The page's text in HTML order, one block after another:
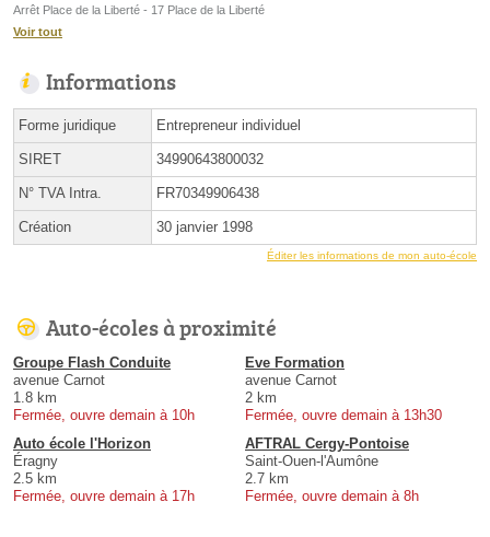
Arrêt Place de la Liberté - 17 Place de la Liberté
Voir tout
Informations
Forme juridique Entrepreneur individuel
SIRET 34990643800032
N° TVA Intra. FR70349906438
Création 30 janvier 1998
Éditer les informations de mon auto-école
Auto-écoles à proximité
Groupe Flash Conduite
avenue Carnot
1.8 km
Fermée, ouvre demain à 10h
Eve Formation
avenue Carnot
2 km
Fermée, ouvre demain à 13h30
Auto école l'Horizon
Éragny
2.5 km
Fermée, ouvre demain à 17h
AFTRAL Cergy-Pontoise
Saint-Ouen-l'Aumône
2.7 km
Fermée, ouvre demain à 8h